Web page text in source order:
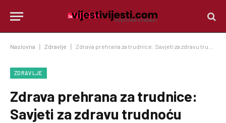
Naslovna Zdravlje Zdrava prehrana za trudnice: Savjeti za zdravu trudnoću
ZDRAVLJE
Zdrava prehrana za trudnice:
Savjeti za zdravu trudnoću